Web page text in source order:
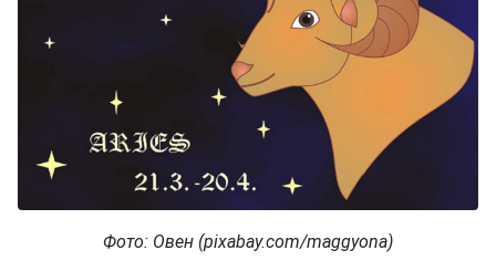
Фото: Овен (pixabay.com/maggyona)